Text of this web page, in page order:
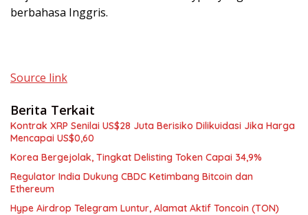
berbahasa Inggris.
Source link
Berita Terkait
Kontrak XRP Senilai US$28 Juta Berisiko Dilikuidasi Jika Harga
Mencapai US$0,60
Korea Bergejolak, Tingkat Delisting Token Capai 34,9%
Regulator India Dukung CBDC Ketimbang Bitcoin dan
Ethereum
Hype Airdrop Telegram Luntur, Alamat Aktif Toncoin (TON)